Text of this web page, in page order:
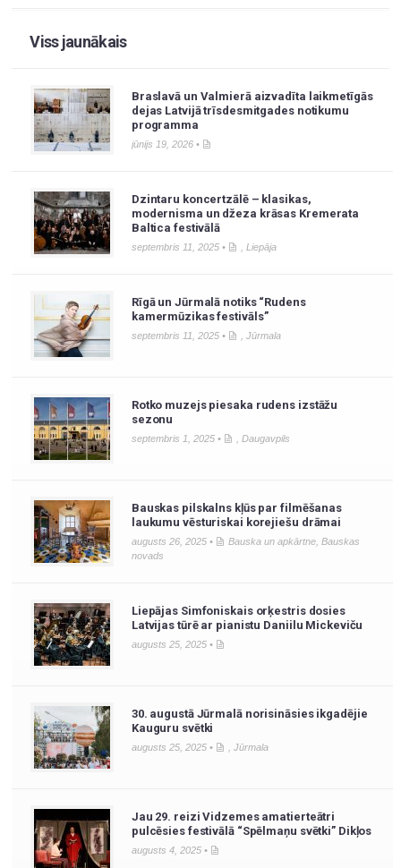
Viss jaunākais
Braslavā un Valmierā aizvadīta laikmetīgās
dejas Latvijā trīsdesmitgades notikumu
programma
jūnijs 19, 2026 •
Dzintaru koncertzālē – klasikas,
modernisma un džeza krāsas Kremerata
Baltica festivālā
septembris 11, 2025 • Liepāja
Rīgā un Jūrmalā notiks “Rudens
kamermūzikas festivāls”
septembris 11, 2025 • Jūrmala
Rotko muzejs piesaka rudens izstāžu
sezonu
septembris 1, 2025 • Daugavpils
Bauskas pilskalns kļūs par filmēšanas
laukumu vēsturiskai korejiešu drāmai
augusts 26, 2025 • Bauska un apkārtne, Bauskas
novads
Liepājas Simfoniskais orķestris dosies
Latvijas tūrē ar pianistu Daniilu Mickeviču
augusts 25, 2025 •
30. augustā Jūrmalā norisināsies ikgadējie
Kauguru svētki
augusts 25, 2025 • Jūrmala
Jau 29. reizi Vidzemes amatierteātri
pulcēsies festivālā “Spēlmaņu svētki” Dikļos
augusts 4, 2025 •